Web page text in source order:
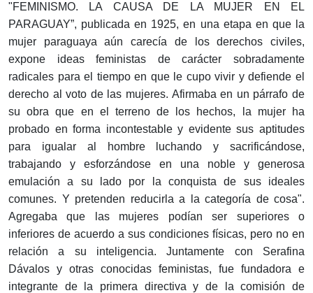
"FEMINISMO. LA CAUSA DE LA MUJER EN EL
PARAGUAY”, publicada en 1925, en una etapa en que la
mujer paraguaya aún carecía de los derechos civiles,
expone ideas feministas de carácter sobradamente
radicales para el tiempo en que le cupo vivir y defiende el
derecho al voto de las mujeres. Afirmaba en un párrafo de
su obra que en el terreno de los hechos, la mujer ha
probado en forma incontestable y evidente sus aptitudes
para igualar al hombre luchando y sacrificándose,
trabajando y esforzándose en una noble y generosa
emulación a su lado por la conquista de sus ideales
comunes. Y pretenden reducirla a la categoría de cosa".
Agregaba que las mujeres podían ser superiores o
inferiores de acuerdo a sus condiciones físicas, pero no en
relación a su inteligencia. Juntamente con Serafina
Dávalos y otras conocidas feministas, fue fundadora e
integrante de la primera directiva y de la comisión de